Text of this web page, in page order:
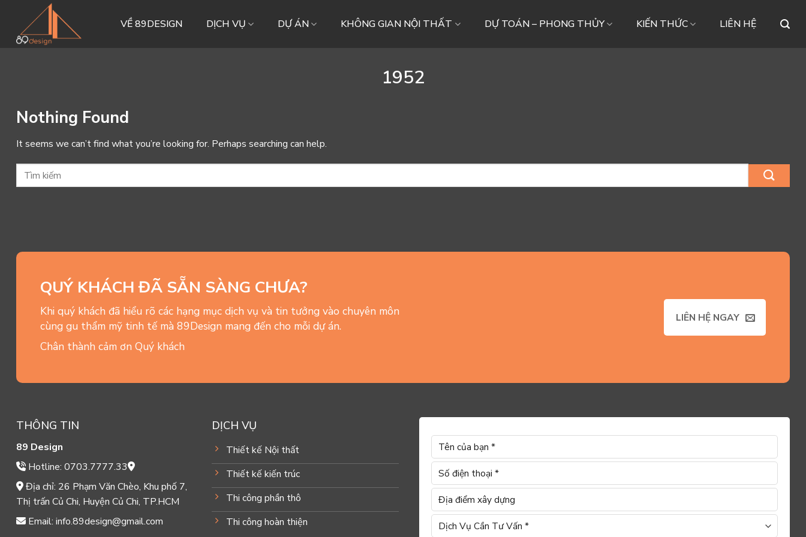
content
VỀ 89DESIGN DỊCH VỤ DỰ ÁN KHÔNG GIAN NỘI THẤT DỰ TOÁN – PHONG THỦY KIẾN THỨC LIÊN HỆ
1952
Nothing Found
It seems we can’t find what you’re looking for. Perhaps searching can help.
QUÝ KHÁCH ĐÃ SẴN SÀNG CHƯA?
Khi quý khách đã hiểu rõ các hạng mục dịch vụ và tin tưởng vào chuyên môn
cùng gu thẩm mỹ tinh tế mà 89Design mang đến cho mỗi dự án.
Chân thành cảm ơn Quý khách
LIÊN HỆ NGAY
THÔNG TIN
89 Design
Hotline: 0703.7777.33
Địa chỉ: 26 Phạm Văn Chèo, Khu phố 7,
Thị trấn Củ Chi, Huyện Củ Chi, TP.HCM
Email: info.89design@gmail.com
DỊCH VỤ
Thiết kế Nội thất
Thiết kế kiến trúc
Thi công phần thô
Thi công hoàn thiện